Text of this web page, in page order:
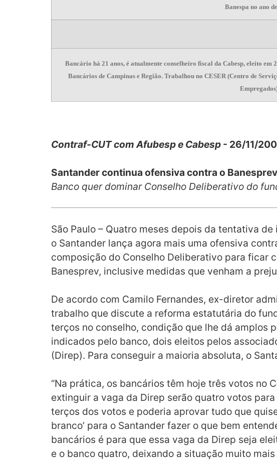
Banespa no ano
Bancário há 21 anos, é atualmente conselheiro fiscal da Cabesp, eleito
Bancários de Campinas e Região. Trabalhou no CESER (Centro de
Contraf-CUT com Afubesp e Cabesp - 26/11/
Santander continua ofensiva contra o Banesprev
Banco quer dominar Conselho Deliberativo do
São Paulo – Quatro meses depois da tentativa
o Santander lança agora mais uma ofensiva
composição do Conselho Deliberativo para ficar
Banesprev, inclusive medidas que venham a
De acordo com Camilo Fernandes, ex-diretor
trabalho que discute a reforma estatutária do
terços no conselho, condição que lhe dá amplos
indicados pelo banco, dois eleitos pelos
(Direp). Para conseguir a maioria absoluta, o
“Na prática, os bancários têm hoje três votos no
extinguir a vaga da Direp serão quatro votos
terços dos votos e poderia aprovar tudo que
branco’ para o Santander fazer o que bem
bancários é para que essa vaga da Direp seja
e o banco quatro, deixando a situação muito